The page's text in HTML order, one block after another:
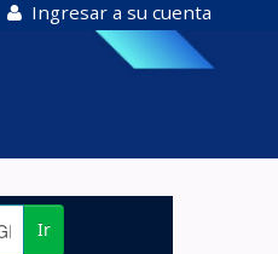
Ingresar a su cuenta
Ir